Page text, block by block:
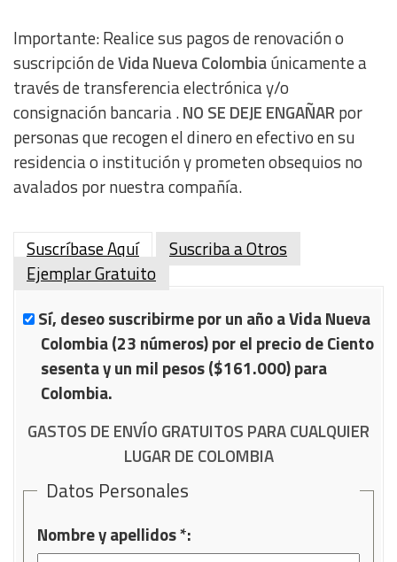
Importante: Realice sus pagos de renovación o
suscripción deVida Nueva Colombiaúnicamente a
través de transferencia electrónica y/o
consignación bancaria .NO SE DEJE ENGAÑAR por
personas que recogen el dinero en efectivo en su
residencia o institución y prometen obsequios no
avalados por nuestra compañía.
Suscríbase Aquí
Suscriba a Otros
Ejemplar Gratuito
Sí, deseo suscribirme por un año a Vida Nueva
Colombia (23 números) por el precio de Ciento
sesenta y un mil pesos ($161.000) para
Colombia.
GASTOS DE ENVÍO GRATUITOS PARA CUALQUIER
LUGAR DE COLOMBIA
Datos Personales
Nombre y apellidos *: